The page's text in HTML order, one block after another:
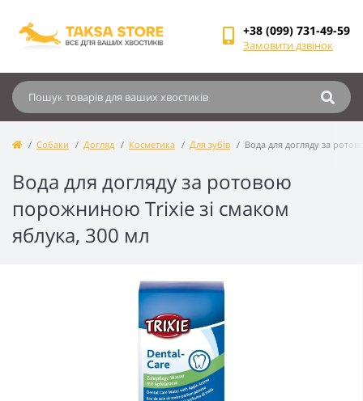
+38 (099) 731-49-59
Замовити дзвінок
Собаки Догляд Косметика Для зубів Вода для догляду за
Вода для догляду за ротовою
порожниною Trixie зі смаком
яблука, 300 мл